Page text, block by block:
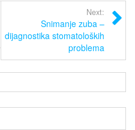
Next:
Snimanje zuba –
dijagnostika stomatoloških
problema